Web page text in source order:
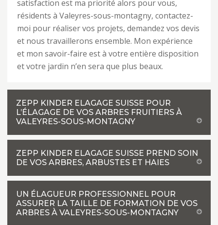
satisfaction est ma priorité alors pour vous,
résidents à Valeyres-sous-montagny, contactez-
moi pour réaliser vos projets, demandez vos devis
et nous travaillerons ensemble. Mon expérience
et mon savoir-faire est à votre entière disposition
et votre jardin n’en sera que plus beaux.
ZEPP KINDER ELAGAGE SUISSE POUR
L’ÉLAGAGE DE VOS ARBRES FRUITIERS À
VALEYRES-SOUS-MONTAGNY
ZEPP KINDER ELAGAGE SUISSE PREND SOIN
DE VOS ARBRES, ARBUSTES ET HAIES
UN ÉLAGUEUR PROFESSIONNEL POUR
ASSURER LA TAILLE DE FORMATION DE VOS
ARBRES À VALEYRES-SOUS-MONTAGNY